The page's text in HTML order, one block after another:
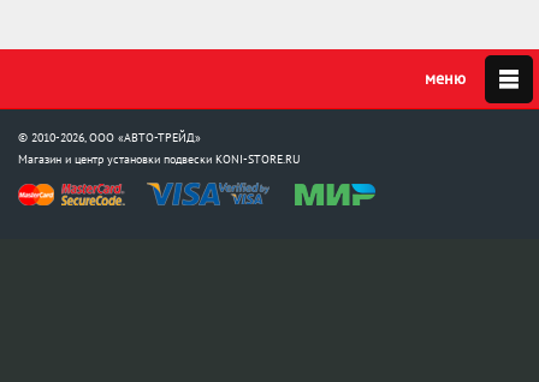
© 2010-2026, ООО «АВТО-ТРЕЙД»
Магазин и центр установки подвески KONI-STORE.RU